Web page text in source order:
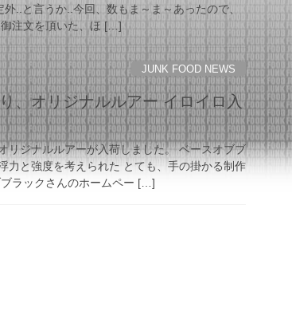
..と言うか..今回、数もま～ま～あったので、
注文を頂いた、ほ […]
JUNK FOOD NEWS
、オリジナルルアー イロイロ入
リジナルルアーが入荷しました。 ベースオブブ
力と強度を考えられた とても、手の掛かる制作
ラックさんのホームペー […]